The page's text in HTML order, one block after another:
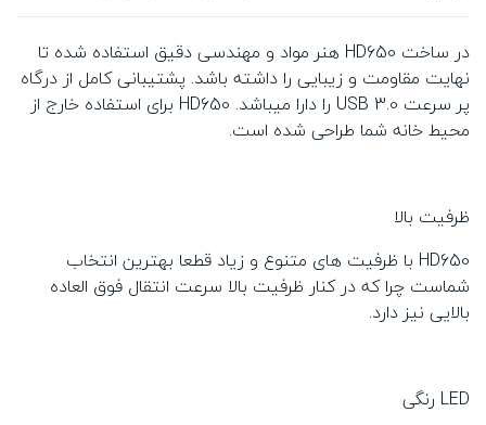
در ساخت HD650 هنر مواد و مهندسی دقیق استفاده شده تا
نهایت مقاومت و زیبایی را داشته باشد. پشتیبانی کامل از درگاه
پر سرعت USB 3.0 را دارا میباشد. HD650 برای استفاده خارج از
محیط خانه شما طراحی شده است.
ظرفیت بالا
HD650 با ظرفیت های متنوع و زیاد قطعا بهترین انتخاب
شماست چرا که در کنار ظرفیت بالا سرعت انتقال فوق العاده
بالایی نیز دارد.
LED رنگی